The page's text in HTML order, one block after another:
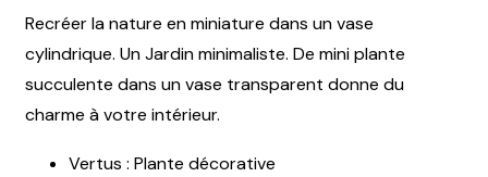
Recréer la nature en miniature dans un vase
cylindrique. Un Jardin minimaliste. De mini plante
succulente dans un vase transparent donne du
charme à votre intérieur.
Vertus : Plante décorative